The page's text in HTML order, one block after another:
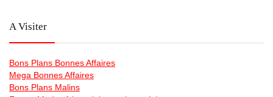
A Visiter
Bons Plans Bonnes Affaires
Mega Bonnes Affaires
Bons Plans Malins